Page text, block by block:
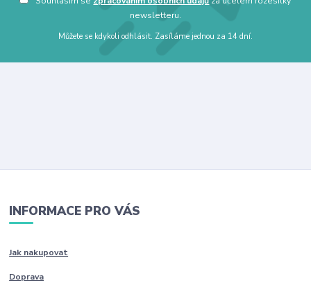
newsletteru.
Můžete se kdykoli odhlásit. Zasíláme jednou za 14 dní.
INFORMACE PRO VÁS
Jak nakupovat
Doprava